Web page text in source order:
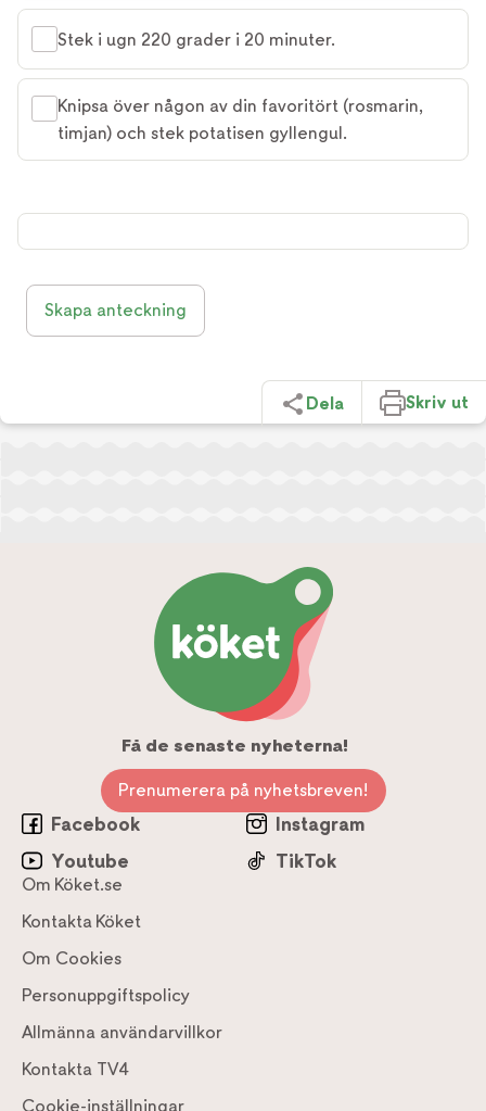
Stek i ugn 220 grader i 20 minuter.
Knipsa över någon av din favoritört (rosmarin,
timjan) och stek potatisen gyllengul.
Skapa anteckning
Dela Skriv ut
Få de senaste nyheterna!
Prenumerera på nyhetsbreven!
Facebook
Instagram
Youtube
TikTok
Om Köket.se
Kontakta Köket
Om Cookies
Personuppgiftspolicy
Allmänna användarvillkor
Kontakta TV4
Cookie-inställningar